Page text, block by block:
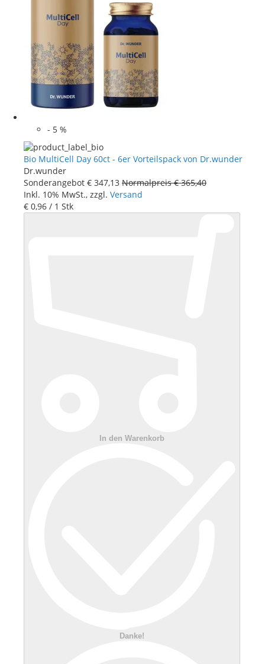
- 5 %
Bio MultiCell Day 60ct - 6er Vorteilspack von Dr.wunder
Dr.wunder
Sonderangebot € 347,13 Normalpreis € 365,40
Inkl. 10% MwSt., zzgl. Versand
€ 0,96 / 1 Stk
In den Warenkorb
Danke!